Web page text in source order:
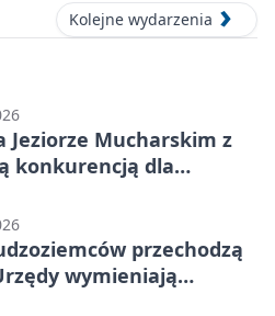
Kolejne wydarzenia
Jeziorze Mucharskim z
konkurencją dla
przechodzą
wymieniają